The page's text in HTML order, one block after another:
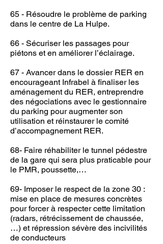
65 - Résoudre le problème de parking
dans le centre de La Hulpe.
66 - Sécuriser les passages pour
piétons et en améliorer l’éclairage.
67 - Avancer dans le dossier RER en
encourageant Infrabel à finaliser les
aménagement du RER, entreprendre
des négociations avec le gestionnaire
du parking pour augmenter son
utilisation et réinstaurer le comité
d’accompagnement RER.
68- Faire réhabiliter le tunnel pédestre
de la gare qui sera plus praticable pour
le PMR, poussette,…
69- Imposer le respect de la zone 30 :
mise en place de mesures concrètes
pour forcer à respecter cette limitation
(radars, rétrécissement de chaussée,
…) et répression sévère des incivilités
de conducteurs